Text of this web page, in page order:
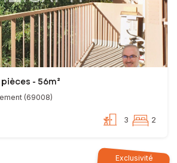
- 56m²
(69008)
3 2
Exclusivité